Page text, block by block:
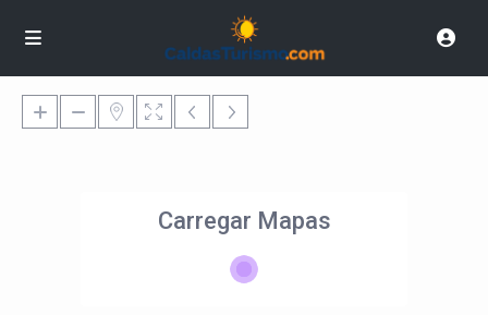
Carregar Mapas